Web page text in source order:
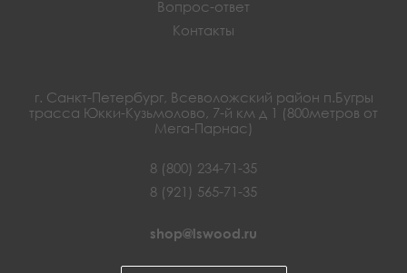
Вопрос-ответ
Контакты
г. Санкт-Петербург, Всеволожский район п.Бугры
трасса Юкки-Кузьмолово, 7-й км д 1 (800метров от
Мега-Парнас)
8 (800) 234-71-35
8 (921) 565-71-35
shop@lswood.ru